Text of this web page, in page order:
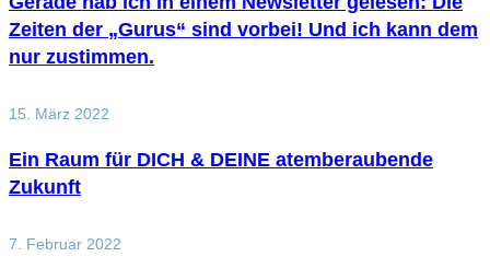
Zeiten der „Gurus“ sind vorbei! Und ich kann dem
nur zustimmen.
15. März 2022
Ein Raum für DICH & DEINE atemberaubende
Zukunft
7. Februar 2022